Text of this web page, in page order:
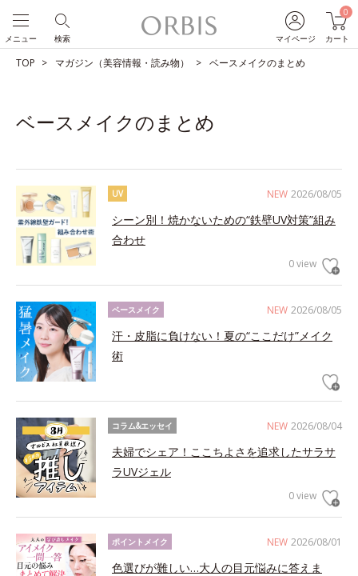
マイページ
0
カート
検索
メニュー
TOP マガジン（美容情報・読み物） ベースメイクのまとめ
ベースメイクのまとめ
NEW 2026/08/05
UV
シーン別！焼かないための“鉄壁UV対策”組み
合わせ
0 view
NEW 2026/08/05
ベースメイク
汗・皮脂に負けない！夏の“ここだけ”メイク
術
NEW 2026/08/04
コラム&エッセイ
夫婦でシェア！ここちよさを追求したサラサ
ラUVジェル
0 view
NEW 2026/08/01
ポイントメイク
色選びが難しい…大人の目元悩みに答えま